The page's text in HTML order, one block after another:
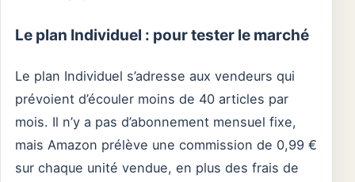
Le plan Individuel : pour tester le marché
Le plan Individuel s’adresse aux vendeurs qui
prévoient d’écouler moins de 40 articles par
mois. Il n’y a pas d’abonnement mensuel fixe,
mais Amazon prélève une commission de 0,99 €
sur chaque unité vendue, en plus des frais de